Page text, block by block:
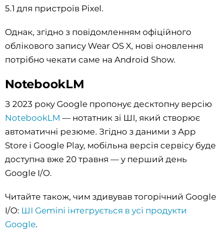
5.1 для пристроїв Pixel.
Однак, згідно з повідомленням офіційного
облікового запису Wear OS X, нові оновлення
потрібно чекати саме на Android Show.
NotebookLM
З 2023 року Google пропонує десктопну версію
NotebookLM — нотатник зі ШІ, який створює
автоматичні резюме. Згідно з даними з App
Store і Google Play, мобільна версія сервісу буде
доступна вже 20 травня — у перший день
Google I/O.
Читайте також, чим здивував тогорічний Google
I/O: ШІ Gemini інтегрується в усі продукти
Google.